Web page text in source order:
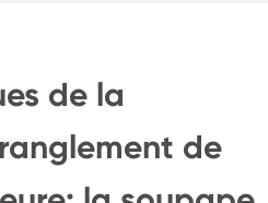
de la
de